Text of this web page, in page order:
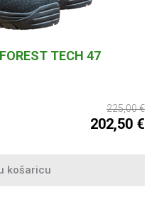
TECH 47
225,00 €
202,50 €
košaricu